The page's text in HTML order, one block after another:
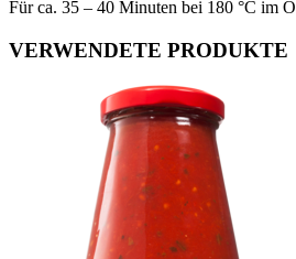
Für ca. 35 – 40 Minuten bei 180 °C im
VERWENDETE PRODUKTE